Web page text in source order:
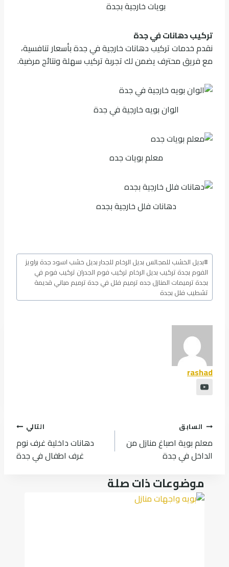
بويات خارجية بجدة
تركيب دهانات في جدة
نقدم خدمات تركيب دهانات خارجية في جدة بأسعار تنافسية،
مع فريق محترف يضمن لك تجربة تركيب سهلة ونتائج مرضية.
الوان بويه خارجية في جدة
معلم بويات جده
دهانات فلل خارجية بجده
وسوم
المقال:
#بديل الخشب للمجالس بديل الرخام للجدار بديل خشب اسود جدة براويز
الفوم بجدة تركيب بديل الرخام تركيب فوم الجدران تركيب فوم في
بجدة ترميمات المنازل جده ترميم فلل في جدة ترميم مباني قديمة
تشطيب فلل بجدة
rashad
تصفّح
المقالات
السابق
معلم بوية اصباغ منازل من
الداخل في جدة
التالي
دهانات داخلية غرف نوم
غرف اطفال في جدة
موضوعات ذات صلة